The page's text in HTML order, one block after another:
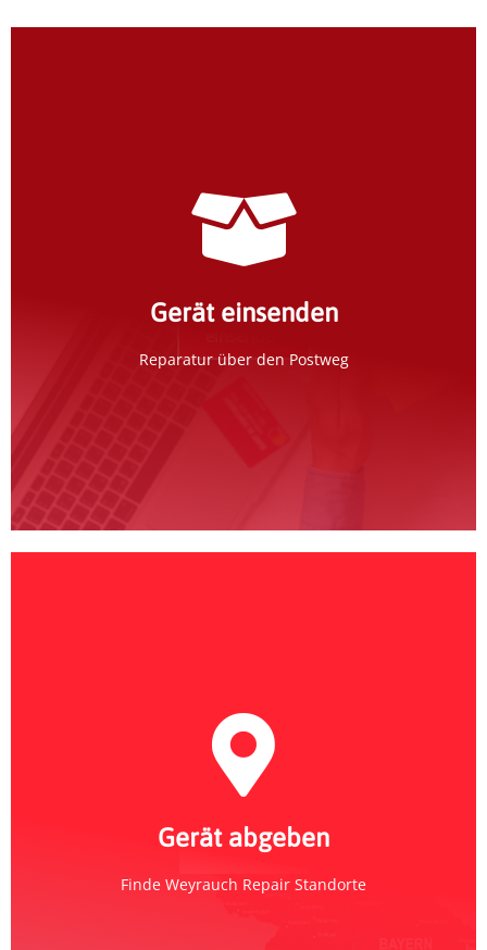
Gerät einsenden
Reparatur über den Postweg
Erfassung im Weyrauch-Portal
Erfassen Sie Ihr Gerät im Reparaturportal und
Gerät abgeben
Finde Weyrauch Repair Standorte
Weyrauch Repair
Abgabe-Standort finden
Standorte